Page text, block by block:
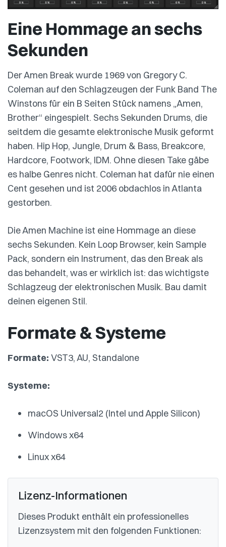
Eine Hommage an sechs
Sekunden
Der Amen Break wurde 1969 von Gregory C.
Coleman auf den Schlagzeugen der Funk Band The
Winstons für ein B Seiten Stück namens „Amen,
Brother“ eingespielt. Sechs Sekunden Drums, die
seitdem die gesamte elektronische Musik geformt
haben. Hip Hop, Jungle, Drum & Bass, Breakcore,
Hardcore, Footwork, IDM. Ohne diesen Take gäbe
es halbe Genres nicht. Coleman hat dafür nie einen
Cent gesehen und ist 2006 obdachlos in Atlanta
gestorben.
Die Amen Machine ist eine Hommage an diese
sechs Sekunden. Kein Loop Browser, kein Sample
Pack, sondern ein Instrument, das den Break als
das behandelt, was er wirklich ist: das wichtigste
Schlagzeug der elektronischen Musik. Bau damit
deinen eigenen Stil.
Formate & Systeme
Formate: VST3, AU, Standalone
Systeme:
macOS Universal2 (Intel und Apple Silicon)
Windows x64
Linux x64
Lizenz-Informationen
Dieses Produkt enthält ein professionelles
Lizenzsystem mit den folgenden Funktionen: